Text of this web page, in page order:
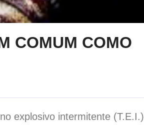
COMUM COMO
explosivo intermitente (T.E.I.)